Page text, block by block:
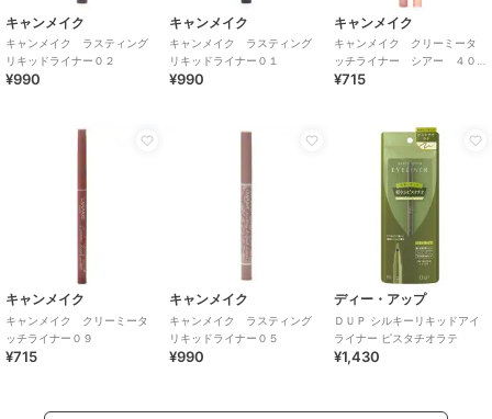
キャンメイク
キャンメイク ラスティング
リキッドライナー０２
¥990
キャンメイク
キャンメイク ラスティング
リキッドライナー０１
¥990
キャンメイク
キャンメイク クリーミータ
ッチライナー シアー ４０
ｔｈ
¥715
キャンメイク
キャンメイク クリーミータ
ッチライナー０９
¥715
キャンメイク
キャンメイク ラスティング
リキッドライナー０５
¥990
ディー・アップ
ＤＵＰ シルキーリキッドアイ
ライナー ピスタチオラテ
¥1,430